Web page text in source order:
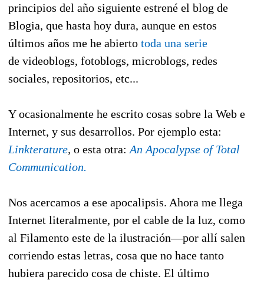
principios del año siguiente estrené el blog de
Blogia, que hasta hoy dura, aunque en estos
últimos años me he abierto toda una serie
de videoblogs, fotoblogs, microblogs, redes
sociales, repositorios, etc...
Y ocasionalmente he escrito cosas sobre la Web e
Internet, y sus desarrollos. Por ejemplo esta:
Linkterature, o esta otra: An Apocalypse of Total
Communication.
Nos acercamos a ese apocalipsis. Ahora me llega
Internet literalmente, por el cable de la luz, como
al Filamento este de la ilustración—por allí salen
corriendo estas letras, cosa que no hace tanto
hubiera parecido cosa de chiste. El último